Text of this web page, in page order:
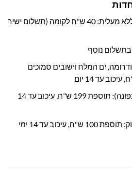
קומה שלישית ומעלה ללא מעלית: 40 ש"ח לקומה (תשלום ישיר
בתשלום נוסף
ים המלח וישובים סמוכים
אזור הצפון (מנהריה וצפונה): תוספת 199 ש"ח, עיכוב עד 14
שומרון ומעבר לקו הירוק: תוספת 100 ש"ח, עיכוב עד 14 ימי